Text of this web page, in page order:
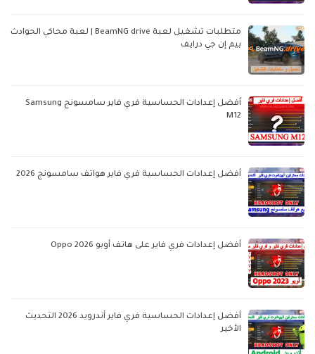
متطلبات تشغيل لعبة BeamNG drive | لعبة محاكي الحوادث
بيم إن جي درايف
أفضل إعدادات الحساسية فري فاير سامسونج Samsung
M12
أفضل إعدادات الحساسية فري فاير هواتف سامسونج 2026
أفضل إعدادات فري فاير على هاتف أوبو Oppo 2026
أفضل إعدادات الحساسية فري فاير أندرويد 2026 التحديث
الأخير